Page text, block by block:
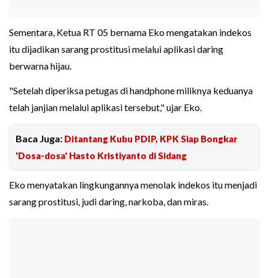
Sementara, Ketua RT 05 bernama Eko mengatakan indekos
itu dijadikan sarang prostitusi melalui aplikasi daring
berwarna hijau.
"Setelah diperiksa petugas di handphone miliknya keduanya
telah janjian melalui aplikasi tersebut," ujar Eko.
Baca Juga: Ditantang Kubu PDIP, KPK Siap Bongkar
'Dosa-dosa' Hasto Kristiyanto di Sidang
Eko menyatakan lingkungannya menolak indekos itu menjadi
sarang prostitusi, judi daring, narkoba, dan miras.